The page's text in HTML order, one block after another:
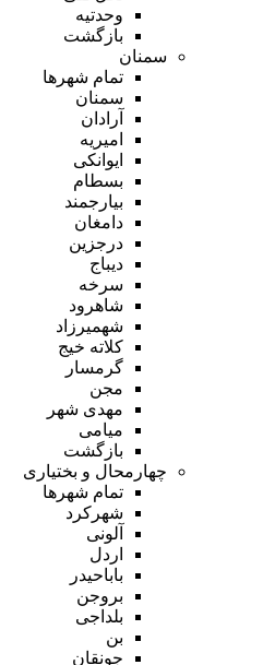
وحدتیه
بازگشت
سمنان
تمام شهر‌ها
سمنان
آرادان
امیریه
ایوانکی
بسطام
بیارجمند
دامغان
درجزین
دیباج
سرخه
شاهرود
شهمیرزاد
کلاته خیج
گرمسار
مجن
مهدی شهر
میامی
بازگشت
چهارمحال و بختیاری
تمام شهر‌ها
شهرکرد
آلونی
اردل
باباحیدر
بروجن
بلداجی
بن
جونقان